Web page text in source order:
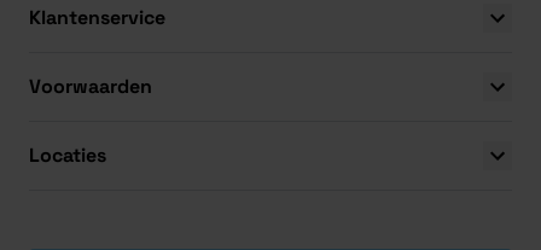
Klantenservice
Voorwaarden
Locaties